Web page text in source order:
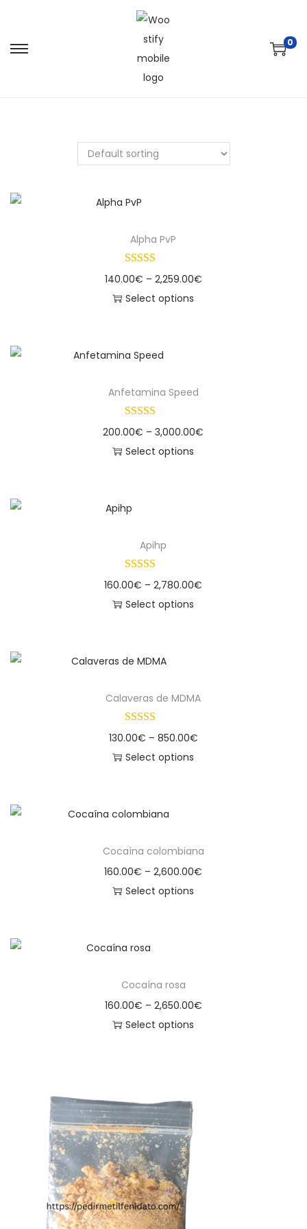
0
Alpha PvP
140.00€ – 2,259.00€
Select options
Anfetamina Speed
200.00€ – 3,000.00€
Select options
Apihp
160.00€ – 2,780.00€
Select options
Calaveras de MDMA
130.00€ – 850.00€
Select options
Cocaína colombiana
160.00€ – 2,600.00€
Select options
Cocaína rosa
160.00€ – 2,650.00€
Select options